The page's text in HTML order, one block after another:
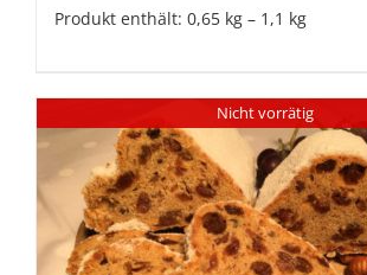
Produkt enthält: 0,65 kg – 1,1 kg
Nicht vorrätig